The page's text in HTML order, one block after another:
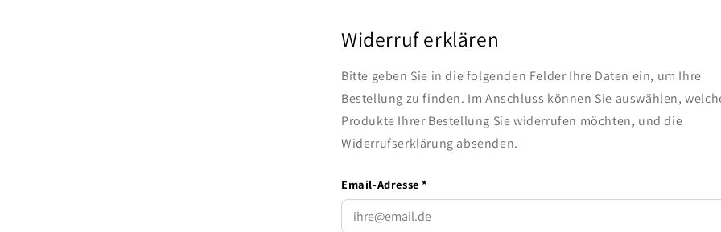
Widerruf erklären
Bitte geben Sie in die folgenden Felder Ihre Daten ein, um Ihre
Bestellung zu finden. Im Anschluss können Sie auswählen,
Produkte Ihrer Bestellung Sie widerrufen möchten, und die
Widerrufserklärung absenden.
Email-Adresse *